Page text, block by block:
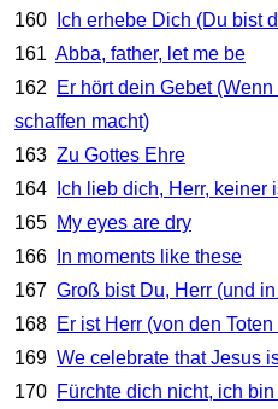
160
Ich erhebe Dich (Du bist
161 Abba, father, let me be
162
Er hört dein Gebet
schaffen macht)
163 Zu Gottes Ehre
164
Ich lieb dich, Herr, keiner
165 My eyes are dry
166
In moments like these
167 Groß bist Du, Herr (und
168 Er ist Herr (von den
169 We celebrate that Jesus
170 Fürchte dich nicht, ich